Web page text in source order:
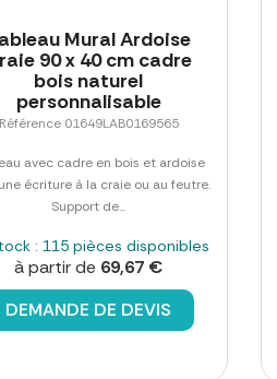
Mural Ardoise
90 x 40 cm cadre
bois naturel
personnalisable
01649LAB0169565
avec cadre en bois et ardoise
écriture à la craie ou au feutre.
Support de...
: 115 pièces disponibles
à partir de 69,67 €
DEMANDE DE DEVIS